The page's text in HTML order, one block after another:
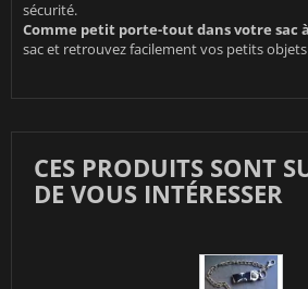
sécurité.
Comme petit porte-tout dans votre sac
sac et retrouvez facilement vos petits objets
CES PRODUITS SONT
DE VOUS INTÉRESSER